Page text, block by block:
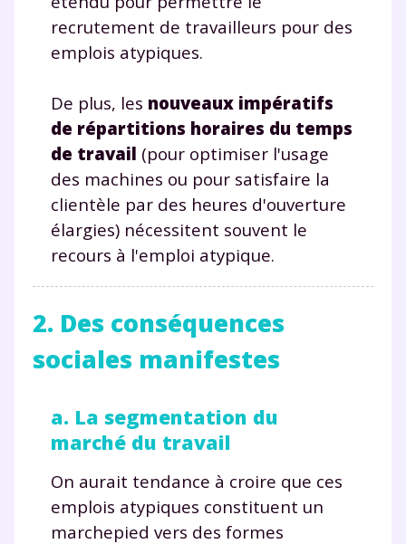
recrutement de travailleurs pour des
emplois atypiques.
De plus, les nouveaux impératifs
de répartitions horaires du temps
de travail (pour optimiser l'usage
des machines ou pour satisfaire la
clientèle par des heures d'ouverture
élargies) nécessitent souvent le
recours à l'emploi atypique.
2. Des conséquences
sociales manifestes
a. La segmentation du
marché du travail
On aurait tendance à croire que ces
emplois atypiques constituent un
marchepied vers des formes